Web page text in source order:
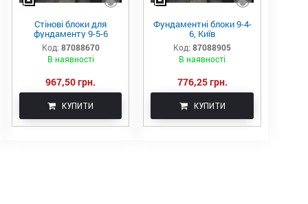
Стінові блоки для
фундаменту 9-5-6
Код: 87088670
В наявності
967,50 грн.
КУПИТИ
Фундаментні блоки 9-4-
6, Київ
Код: 87088905
В наявності
776,25 грн.
КУПИТИ